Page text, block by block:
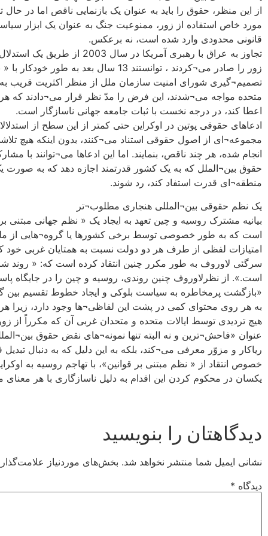
از این منظر، حقوق را باید به عنوان یک بازنمایی ناقص اما
مورد خاص استفاده از زور، ممنوعیت جنگ به عنوان یک ابزار
قانونی محدودی وارد شده است، نه برعکس.
زور را صادر می¬کردند ، ‌توانستند
تصمیم¬گیری شورای امنیت سازمان ملل از منظر اکثریت قریب به
متحده مواجه می¬شدند، این فرض را مدّ نظر قرار می¬دادند که هر
اعطا کند، در درجه نخست با ثبات جامعه جهانی ناسازگار است.
ادعاهای حقوقی پوتین در اوکراین حتی کمتر از این سطح از
مجموعه¬ای از اصول حقوقی استناد می¬کنند، بدون اینکه هیچ
انجام شده، هر چند ناقص، بنمایند. اما این ادعاها می¬توانند
حقوق بین¬الملل که به یک کشور قدرتمند اجازه دهد که به
منطقه¬ای قدرت استفاد کند، رد شوند.
یک نظم حقوقی بین¬المللی هنجاری مطلوب¬تر
بیانیه مشترک روسیه و چین تعهد به ایجاد یک « نظم جهانی مبتنی
است که به طور خصوصی توسط برخی کشورها یا گروه¬هایی از
امتیازات لفظی از طرف هر دو دولت نسبت به همتایان غربی خود
سرگئی لاوروف به طور مکرر چنین انتقاد کرده است که: « روند
است.». از نظرلاوروف چنین روندی، روسیه و چین را در جایگاه
«بازگشت پرمخاطره به سیاست بلوکی و ایجاد خطوط تقسیم
به هر روی محتوای کمی در پشت این لفاظی¬ها وجود دارد، زیرا هر
هیچ تردیدی توسط ایالات متحده و متحدان غربی آن که مکرراً از
عنوان «فاحش¬ترین و نه البته تنها نمونه¬های نقض حقوق
ریاکار و مزوّر معرفی می¬کند، بلکه به این دلیل که به دنبال
خصوص انتقاد از « نظم مبتنی بر قوانین»، با تهاجم روسیه به
یکسان در محکوم کردن این اقدام به دلیل ناسازگاری با هر
دیدگاهتان را بنویسید
نشانی ایمیل شما منتشر نخواهد شد. بخش‌های موردنیاز
دیدگاه *